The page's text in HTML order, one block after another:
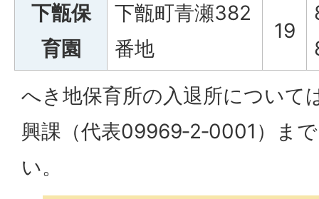
下甑保
育園
下甑町青瀬382
番地
19
へき地保育所の入退所について
興課（代表09969‐2‐0001）ま
い。